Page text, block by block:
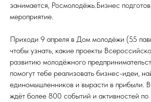
занимается, Росмолодёжь.Бизнес
мероприятие.
Приходи 9 апреля в Дом молодёжи (55
чтобы узнать, какие проекты
развитию молодёжного
помогут тебе реализовать бизнес-идеи,
единомышленников и вырасти в прибыли. В
ждёт более 800 событий и активностей по